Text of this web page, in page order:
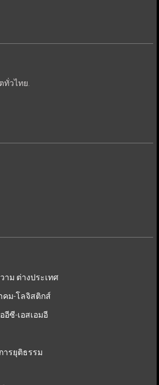
วไทย.
าม ต่างประเทศ
คม-โลจิสติกส์
อีซี-เอสเอมอี
ารยุติธรรม